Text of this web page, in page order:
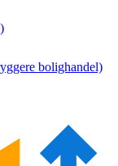
bolighandel)